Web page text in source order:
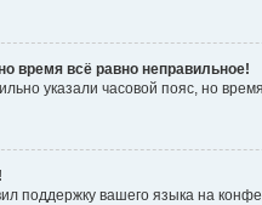
время всё равно неправильное!
указали часовой пояс, но
поддержку вашего языка на